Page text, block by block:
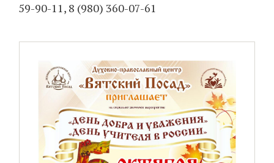
59-90-11, 8 (980) 360-07-61